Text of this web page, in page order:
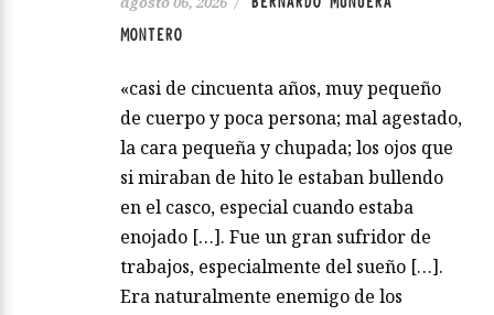
tradiciones, ese color amarillo, “el de la
esperanza, más aún cuando la flor de la
caña de Indias fue la primera que…
Leer más
Frailes, lujuria y selva: el
evangelio grotesco de Rosero
agosto 06, 2026 / BERNARDO MUNUERA
MONTERO